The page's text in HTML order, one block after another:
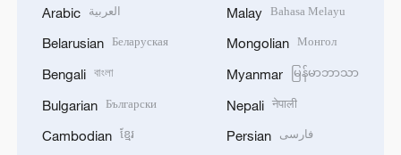
Arabic العربية
Belarusian Беларуская
Bengali বাংলা
Bulgarian Български
Cambodian ខ្មែរ
Malay Bahasa Melayu
Mongolian Монгол
Myanmar မြန်မာဘာသာ
Nepali नेपाली
Persian فارسی